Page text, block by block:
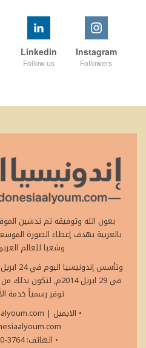
Instagram
Followers
Linkedin
Follow us
بعون الله وتوفيقه تم تدشين
بالعربية بهدف إعطاء الصورة
وشعبا للعالم
في 29 ابريل 2014م,
توفر رسمياً خدمة
• الايميل |
• الهاتف: 3764-1100-6281+